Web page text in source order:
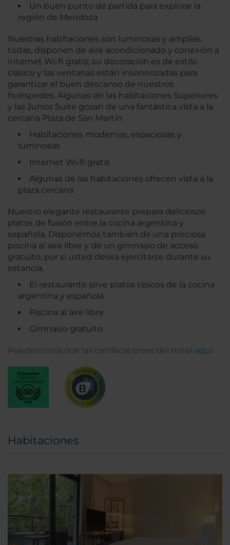
Un buen punto de partida para explorar la
región de Mendoza
Nuestras habitaciones son luminosas y amplias;
todas, disponen de aire acondicionado y conexión a
Internet Wi-fi gratis; su decoración es de estilo
clásico y las ventanas están insonorizadas para
garantizar el buen descanso de nuestros
huéspedes. Algunas de las habitaciones Superiores
y las Junior Suite gozan de una fantástica vista a la
cercana Plaza de San Martín.
Habitaciones modernas, espaciosas y
luminosas
Internet Wi-fi gratis
Algunas de las habitaciones ofrecen vista a la
plaza cercana
Nuestro elegante restaurante prepara deliciosos
platos de fusión entre la cocina argentina y
española. Disponemos también de una preciosa
piscina al aire libre y de un gimnasio de acceso
gratuito, por si usted desea ejercitarse durante su
estancia.
El restaurante sirve platos típicos de la cocina
argentina y española
Piscina al aire libre
Gimnasio gratuito
Puedes consultar las certificaciones del hotel aqui.
Habitaciones